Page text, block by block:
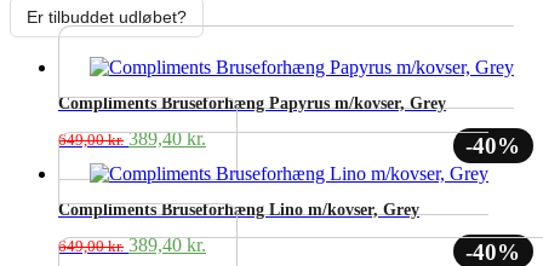
Er tilbuddet udløbet?
Compliments Bruseforhæng Papyrus m/kovser, Grey
649,00kr. Den
pris
var:
649,00 kr..
389,40kr.Den
pris
er:
389,40 kr..
-40%
Compliments Bruseforhæng Lino m/kovser, Grey
649,00kr. Den
389,40kr.Den
-40%